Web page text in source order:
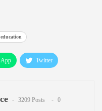
education
Twitter
3209 Posts 0